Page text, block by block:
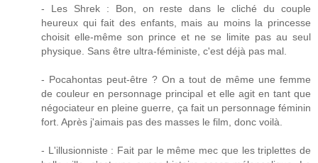
- Les Shrek : Bon, on reste dans le cliché du couple
heureux qui fait des enfants, mais au moins la princesse
choisit elle-même son prince et ne se limite pas au seul
physique. Sans être ultra-féministe, c'est déjà pas mal.
- Pocahontas peut-être ? On a tout de même une femme
de couleur en personnage principal et elle agit en tant que
négociateur en pleine guerre, ça fait un personnage féminin
fort. Après j'aimais pas des masses le film, donc voilà.
- L'illusionniste : Fait par le même mec que les triplettes de